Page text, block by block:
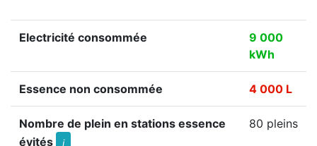
Electricité consommée
9 000
kWh
Essence non consommée 4 000 L
Nombre de plein en stations essence
évités
i
80 pleins